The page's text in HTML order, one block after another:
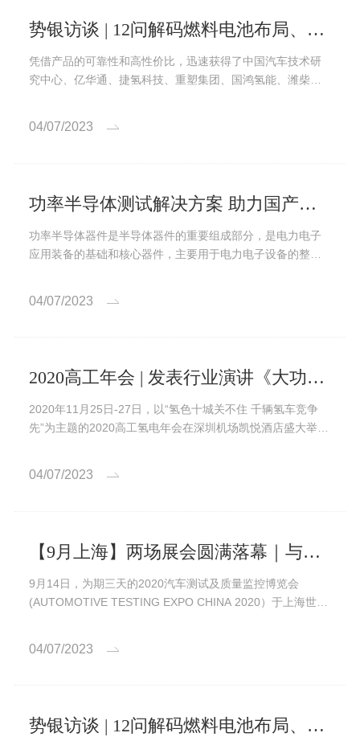
势银访谈 | 12问解码燃料电池布局、规划与最新进展
凭借产品的可靠性和高性价比，迅速获得了中国汽车技术研
究中心、亿华通、捷氢科技、重塑集团、国鸿氢能、潍柴动
04/07/2023
功率半导体测试解决方案 助力国产功率半导体快速发展
功率半导体器件是半导体器件的重要组成部分，是电力电子
应用装备的基础和核心器件，主要用于电力电子设备的整
04/07/2023
2020高工年会 | 发表行业演讲《大功率燃料电池测试设备挑战与机遇》
2020年11月25日-27日，以“氢色十城关不住 千辆氢车竞争
先”为主题的2020高工氢电年会在深圳机场凯悦酒店盛大举
04/07/2023
【9月上海】两场展会圆满落幕｜与德国莱茵TÜV签订战略合作协议
9月14日，为期三天的2020汽车测试及质量监控博览会
(AUTOMOTIVE TESTING EXPO CHINA 2020）于上海世博
04/07/2023
势银访谈 | 12问解码燃料电池布局、规划与最新进展